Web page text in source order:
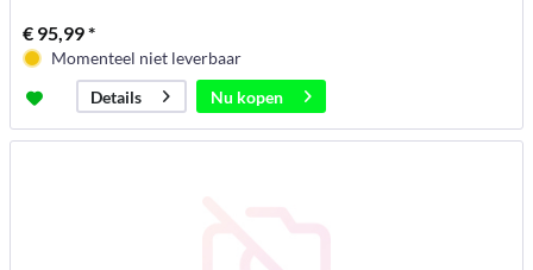
€ 95,99 *
Momenteel niet leverbaar
Details
Nu kopen